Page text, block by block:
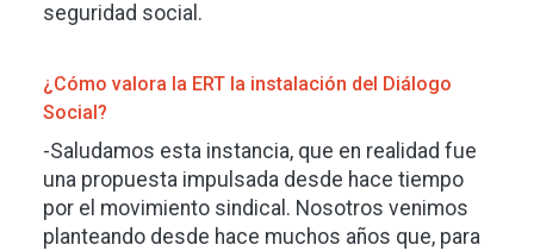
seguridad social.
¿Cómo valora la ERT la instalación del Diálogo
Social?
-Saludamos esta instancia, que en realidad fue
una propuesta impulsada desde hace tiempo
por el movimiento sindical. Nosotros venimos
planteando desde hace muchos años que, para